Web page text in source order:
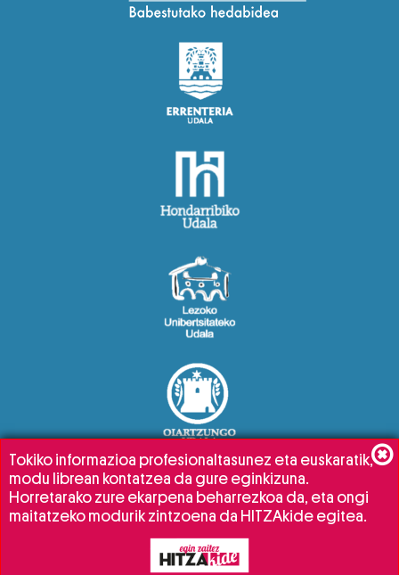
Tokiko informazioa profesionaltasunez eta euskaratik,
modu librean kontatzea da gure eginkizuna.
Horretarako zure ekarpena beharrezkoa da, eta ongi
maitatzeko modurik zintzoena da HITZAkide egitea.